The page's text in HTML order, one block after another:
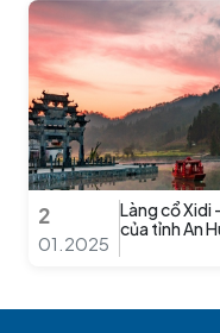
2
01.2025
Làng cổ Xidi
của tỉnh An